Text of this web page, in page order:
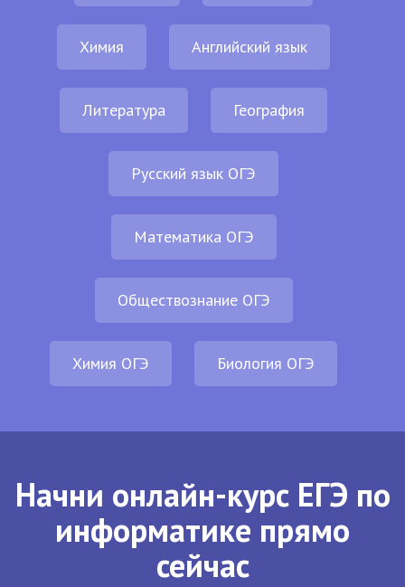
Химия Английский язык
Литература География
Русский язык ОГЭ
Математика ОГЭ
Обществознание ОГЭ
Химия ОГЭ Биология ОГЭ
Начни онлайн-курс ЕГЭ по
информатике прямо
сейчас